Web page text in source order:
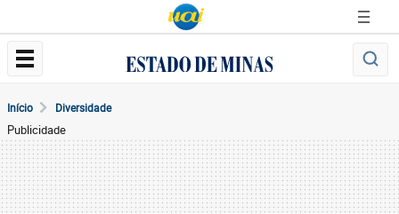
Início Diversidade
Publicidade